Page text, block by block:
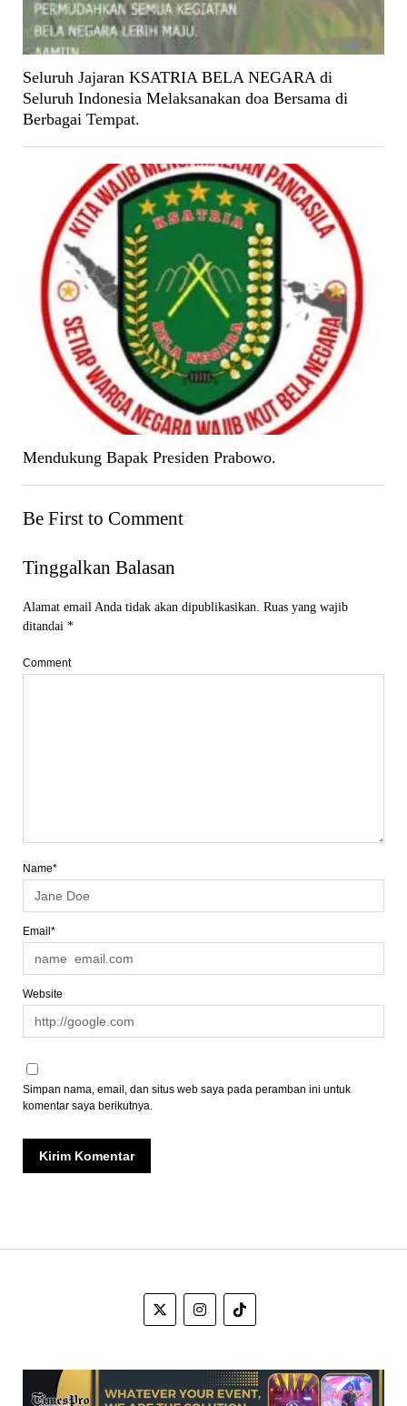
Seluruh Jajaran KSATRIA BELA NEGARA di
Seluruh Indonesia Melaksanakan doa Bersama di
Berbagai Tempat.
Mendukung Bapak Presiden Prabowo.
Be First to Comment
Tinggalkan Balasan
Alamat email Anda tidak akan dipublikasikan. Ruas yang wajib
ditandai *
Comment
Name*
Email*
Website
Simpan nama, email, dan situs web saya pada peramban ini untuk
komentar saya berikutnya.